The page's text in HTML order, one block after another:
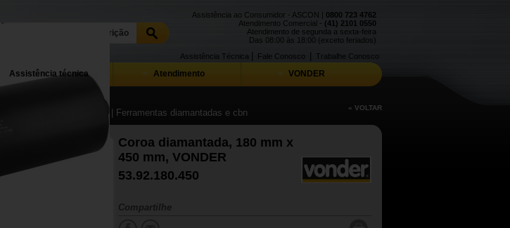
Assistência ao Consumidor - ASCON | 0800 723 4762
Atendimento Comercial - (41) 2101 0550
Atendimento de segunda a sexta-feira
Das 08:00 às 18:00 (exceto feriados)
Trabalhe Conosco
Fale Conosco
Assistência Técnica
Assistência técnica Atendimento VONDER
| Ferramentas diamantadas e cbn « VOLTAR
Coroa diamantada, 180 mm x
450 mm, VONDER
53.92.180.450
Compartilhe